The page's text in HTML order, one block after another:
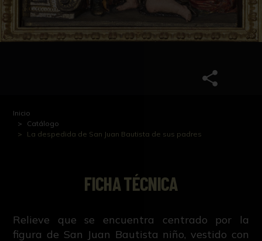
Inicio
Catálogo
La despedida de San Juan Bautista de sus padres
FICHA TÉCNICA
Relieve que se encuentra centrado por la
figura de San Juan Bautista niño, vestido con